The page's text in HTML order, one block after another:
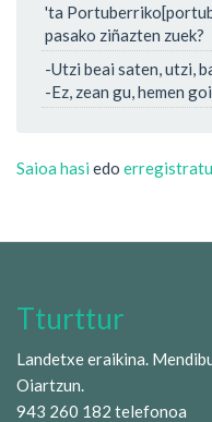
'ta
pasako ziñazten zuek?
-Utzi beai saten, utzi,
-Ez, zean gu, hemen
Saioa hasi edo erregistratu
Tturttur
Landetxe eraikina.
Oiartzun.
943 260 182 telefonoa